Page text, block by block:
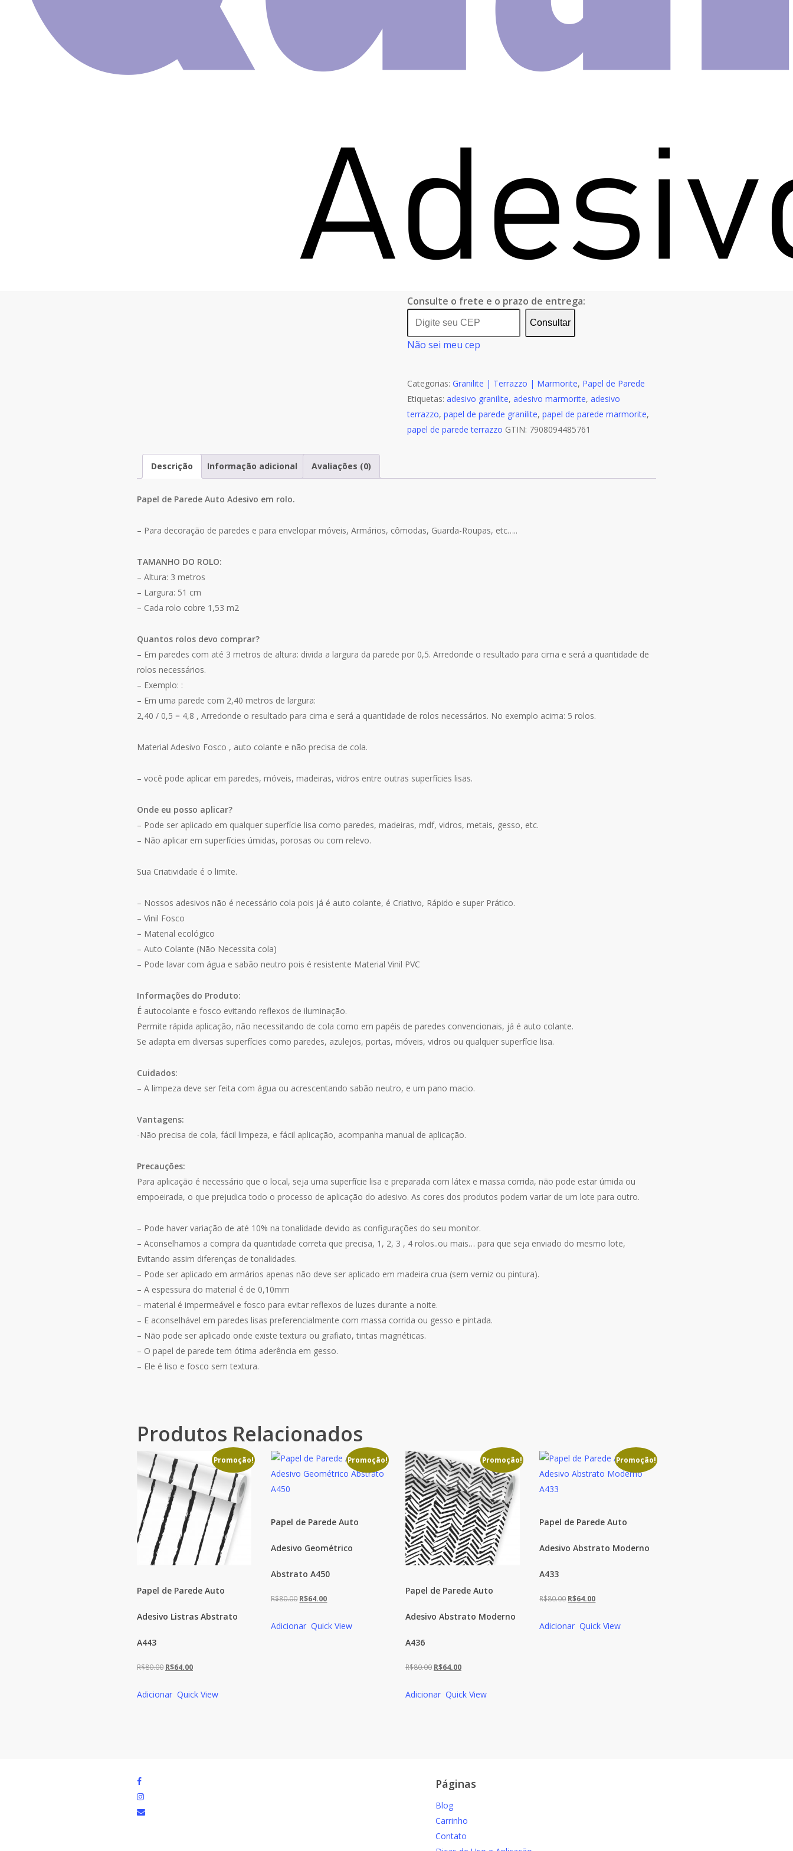
Claro A776
R$64.00
Armários, cômodas, Guarda-Roupas, etc…..
TAMANHO DO ROLO:
– Altura: 3 metros
– Largura: 51 cm
– Cada rolo cobre 1,53 m2
Quantidade
De
Granilite
Terrazzo
Claro
A776
Comprar agora
Consulte o frete e o prazo de entrega:
Consultar
Não sei meu cep
Categorias: Granilite | Terrazzo | Marmorite, Papel de Parede
Etiquetas: adesivo granilite, adesivo marmorite, adesivo
terrazzo, papel de parede granilite, papel de parede marmorite,
papel de parede terrazzo GTIN: 7908094485761
Descrição Informação adicional Avaliações (0)
Papel de Parede Auto Adesivo em rolo.
– Para decoração de paredes e para envelopar móveis, Armários, cômodas, Guarda-Roupas, etc…..
TAMANHO DO ROLO:
– Altura: 3 metros
– Largura: 51 cm
– Cada rolo cobre 1,53 m2
Quantos rolos devo comprar?
– Em paredes com até 3 metros de altura: divida a largura da parede por 0,5. Arredonde o resultado para cima e será a quantidade de
rolos necessários.
– Exemplo: :
– Em uma parede com 2,40 metros de largura:
2,40 / 0,5 = 4,8 , Arredonde o resultado para cima e será a quantidade de rolos necessários. No exemplo acima: 5 rolos.
Material Adesivo Fosco , auto colante e não precisa de cola.
– você pode aplicar em paredes, móveis, madeiras, vidros entre outras superfícies lisas.
Onde eu posso aplicar?
– Pode ser aplicado em qualquer superfície lisa como paredes, madeiras, mdf, vidros, metais, gesso, etc.
– Não aplicar em superfícies úmidas, porosas ou com relevo.
Sua Criatividade é o limite.
– Nossos adesivos não é necessário cola pois já é auto colante, é Criativo, Rápido e super Prático.
– Vinil Fosco
– Material ecológico
– Auto Colante (Não Necessita cola)
– Pode lavar com água e sabão neutro pois é resistente Material Vinil PVC
Informações do Produto:
É autocolante e fosco evitando reflexos de iluminação.
Permite rápida aplicação, não necessitando de cola como em papéis de paredes convencionais, já é auto colante.
Se adapta em diversas superfícies como paredes, azulejos, portas, móveis, vidros ou qualquer superfície lisa.
Cuidados:
– A limpeza deve ser feita com água ou acrescentando sabão neutro, e um pano macio.
Vantagens:
-Não precisa de cola, fácil limpeza, e fácil aplicação, acompanha manual de aplicação.
Precauções:
Para aplicação é necessário que o local, seja uma superfície lisa e preparada com látex e massa corrida, não pode estar úmida ou
empoeirada, o que prejudica todo o processo de aplicação do adesivo. As cores dos produtos podem variar de um lote para outro.
– Pode haver variação de até 10% na tonalidade devido as configurações do seu monitor.
– Aconselhamos a compra da quantidade correta que precisa, 1, 2, 3 , 4 rolos..ou mais… para que seja enviado do mesmo lote,
Evitando assim diferenças de tonalidades.
– Pode ser aplicado em armários apenas não deve ser aplicado em madeira crua (sem verniz ou pintura).
– A espessura do material é de 0,10mm
– material é impermeável e fosco para evitar reflexos de luzes durante a noite.
– E aconselhável em paredes lisas preferencialmente com massa corrida ou gesso e pintada.
– Não pode ser aplicado onde existe textura ou grafiato, tintas magnéticas.
– O papel de parede tem ótima aderência em gesso.
– Ele é liso e fosco sem textura.
Produtos Relacionados
Promoção!
Papel de Parede Auto
Adesivo Listras Abstrato
A443
R$80.00 O
original
R$64.00O
atual
Adicionar Quick View
Promoção!
Papel de Parede Auto
Adesivo Geométrico
Abstrato A450
R$80.00 O
original
R$64.00O
atual
Adicionar Quick View
Promoção!
Papel de Parede Auto
Adesivo Abstrato Moderno
A436
R$80.00 O
original
R$64.00O
atual
Adicionar Quick View
Promoção!
Papel de Parede Auto
Adesivo Abstrato Moderno
A433
R$80.00 O
original
R$64.00O
atual
Adicionar Quick View
facebook
instagram
email
Páginas
Blog
Carrinho
Contato